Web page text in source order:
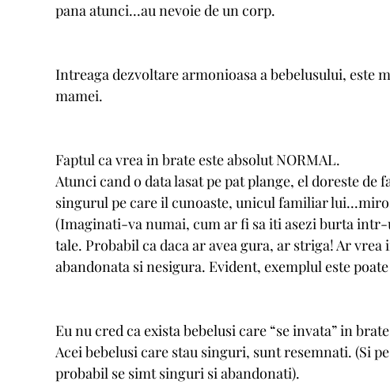
pana atunci...au nevoie de un corp.
Intreaga dezvoltare armonioasa a bebelusului, este
mamei.
Faptul ca vrea in brate este absolut NORMAL.
Atunci cand o data lasat pe pat plange, el doreste de
singurul pe care il cunoaste, unicul familiar
(Imaginati-va numai, cum ar fi sa iti asezi burta
tale. Probabil ca daca ar avea gura, ar striga! Ar
abandonata si nesigura. Evident, exemplul este
Eu nu cred ca exista bebelusi care “se invata” in
Acei bebelusi care stau singuri, sunt resemnati. (Si
probabil se simt singuri si abandonati).